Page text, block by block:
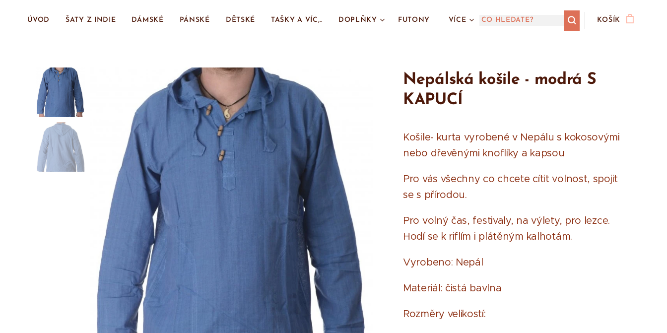
ÚVOD ŠATY Z INDIE DÁMSKÉ PÁNSKÉ DĚTSKÉ TAŠKY A VÍC,.. DOPLŇKY FUTONY VÍCE KOŠÍK
Nepálská košile - modrá S
KAPUCÍ
Košile- kurta vyrobené v Nepálu s kokosovými
nebo dřevěnými knoflíky a kapsou
Pro vás všechny co chcete cítit volnost, spojit
se s přírodou.
Pro volný čas, festivaly, na výlety, pro lezce.
Hodí se k riflím i plátěným kalhotám.
Vyrobeno: Nepál
Materiál: čistá bavlna
Rozměry velikostí: